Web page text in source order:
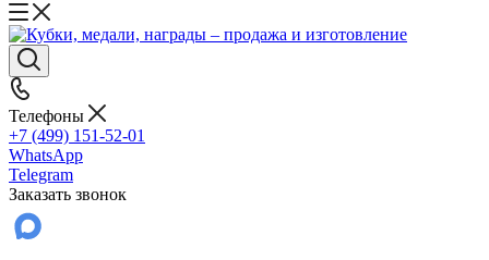
Телефоны
+7 (499) 151-52-01
WhatsApp
Telegram
Заказать звонок